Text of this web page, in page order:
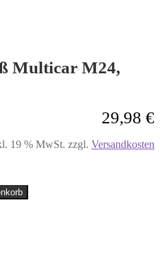
Multicar M24,
29,98 €
19 % MwSt. zzgl. Versandkosten